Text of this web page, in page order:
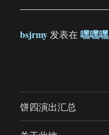
bsjrmy发表在嘿嘿嘿
饼四演出汇总